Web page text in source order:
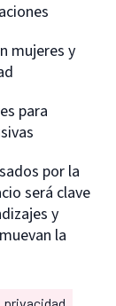
mujeres y
para
por la
será clave
y
la